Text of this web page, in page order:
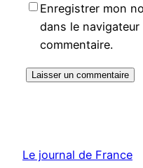
Enregistrer mon
dans le
commentaire.
Le journal de France